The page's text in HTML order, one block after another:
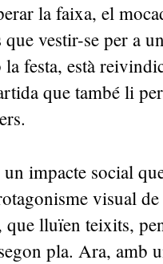
la faixa, el
vestir-se per a
festa, està
que també li
impacte social
visual de
que lluïen teixits,
pla. Ara, amb